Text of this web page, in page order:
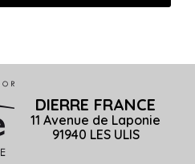
DIERRE FRANCE
11 Avenue de Laponie
91940 LES ULIS